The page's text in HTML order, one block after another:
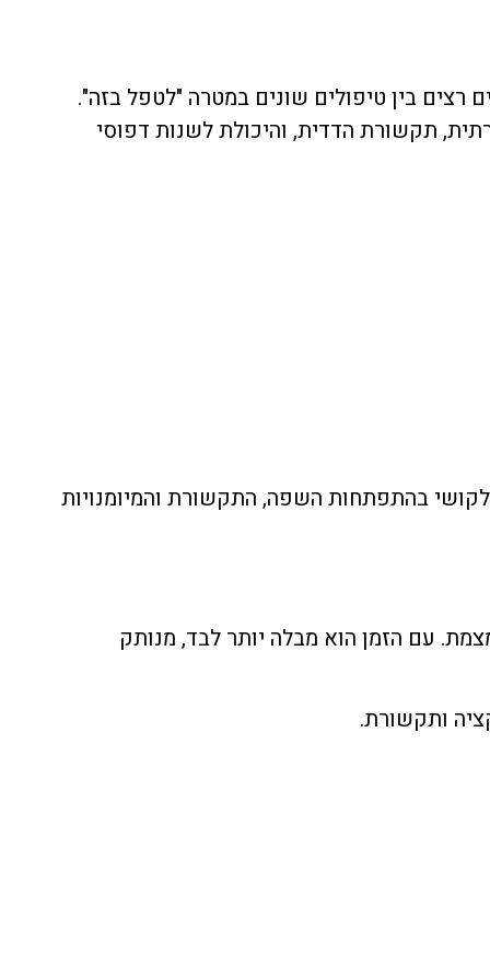
רצים בין טיפולים שונים במטרה "לטפל בזה".
תקשורת הדדית, והיכולת לשנות דפוסי
בהתפתחות השפה, התקשורת והמיומנויות
עם הזמן הוא מבלה יותר לבד, מנותק
ותקשורת.